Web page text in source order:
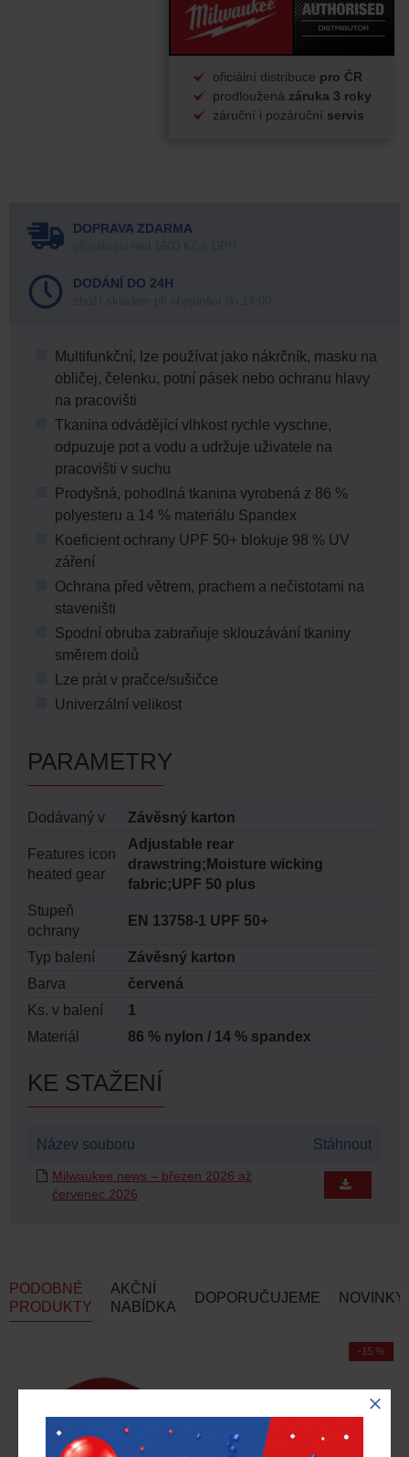
oficiální distribuce pro ČR
prodloužená záruka 3 roky
záruční i pozáruční servis
DOPRAVA ZDARMA
DODÁNÍ DO 24H
Multifunkční, lze používat jako nákrčník, masku na
obličej, čelenku, potní pásek nebo ochranu hlavy
na pracovišti
Tkanina odvádějící vlhkost rychle vyschne,
odpuzuje pot a vodu a udržuje uživatele na
pracovišti v suchu
Prodyšná, pohodlná tkanina vyrobená z 86 %
polyesteru a 14 % materiálu Spandex
Koeficient ochrany UPF 50+ blokuje 98 % UV
záření
Ochrana před větrem, prachem a nečistotami na
staveništi
Spodní obruba zabraňuje sklouzávání tkaniny
směrem dolů
Lze prát v pračce/sušičce
Univerzální velikost
PARAMETRY
Dodávaný v Závěsný karton
Features icon
heated gear
Adjustable rear
drawstring;Moisture wicking
fabric;UPF 50 plus
Stupeň
ochrany
EN 13758-1 UPF 50+
Typ balení
Závěsný karton
Barva
červená
Ks. v balení
1
Materiál
86 % nylon / 14 % spandex
KE STAŽENÍ
Název souboru Stáhnout
Milwaukee news – březen 2026 až
červenec 2026
PODOBNÉ
PRODUKTY
AKČNÍ
NABÍDKA
DOPORUČUJEME NOVINKY